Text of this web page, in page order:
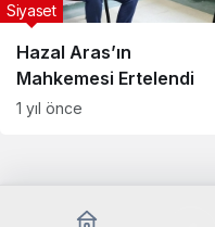
Hazal Aras’ın
Mahkemesi Ertelendi
Siyaset
1 yıl önce